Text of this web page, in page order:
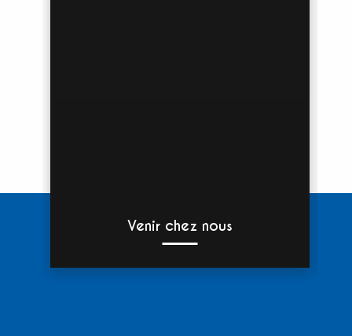
Venir chez nous